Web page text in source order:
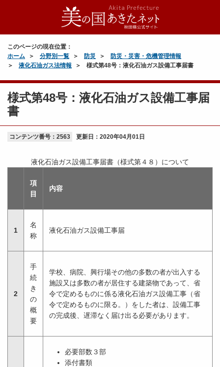
このページの現在位置：
ホーム
分野別一覧 防災
防災・災害・危機管理情報
液化石油ガス法情報
様式第48号：液化石油ガス設備工事届書
様式第48号：液化石油ガス設備工事届
書
コンテンツ番号：2563 更新日： 2020年04月01日
項
目
内容
液化石油ガス設備工事届書（様式第４８）について
1
名
称
液化石油ガス設備工事届
2
手
続
き
の
概
要
学校、病院、興行場その他の多数の者が出入する
施設又は多数の者が居住する建築物であって、省
令で定めるものに係る液化石油ガス設備工事（省
令で定めるものに限る。）をした者は、設備工事
の完成後、遅滞なく届け出る必要があります。
必要部数３部
添付書類